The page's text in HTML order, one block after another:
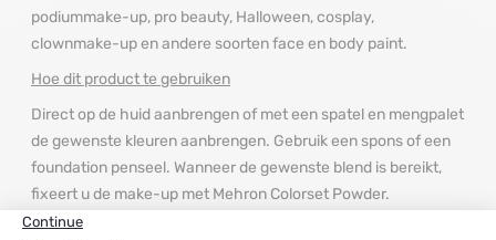
podiummake-up, pro beauty, Halloween, cosplay,
clownmake-up en andere soorten face en body paint.
Hoe dit product te gebruiken
Direct op de huid aanbrengen of met een spatel en mengpalet
de gewenste kleuren aanbrengen. Gebruik een spons of een
foundation penseel. Wanneer de gewenste blend is bereikt,
fixeert u de make-up met Mehron Colorset Powder.
Verwijderen met Mehron Makeup Remover, gevolgd door